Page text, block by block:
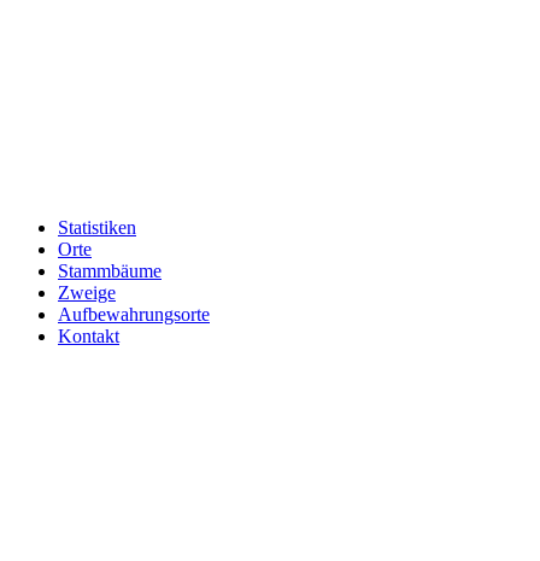
Statistiken
Orte
Stammbäume
Zweige
Aufbewahrungsorte
Kontakt